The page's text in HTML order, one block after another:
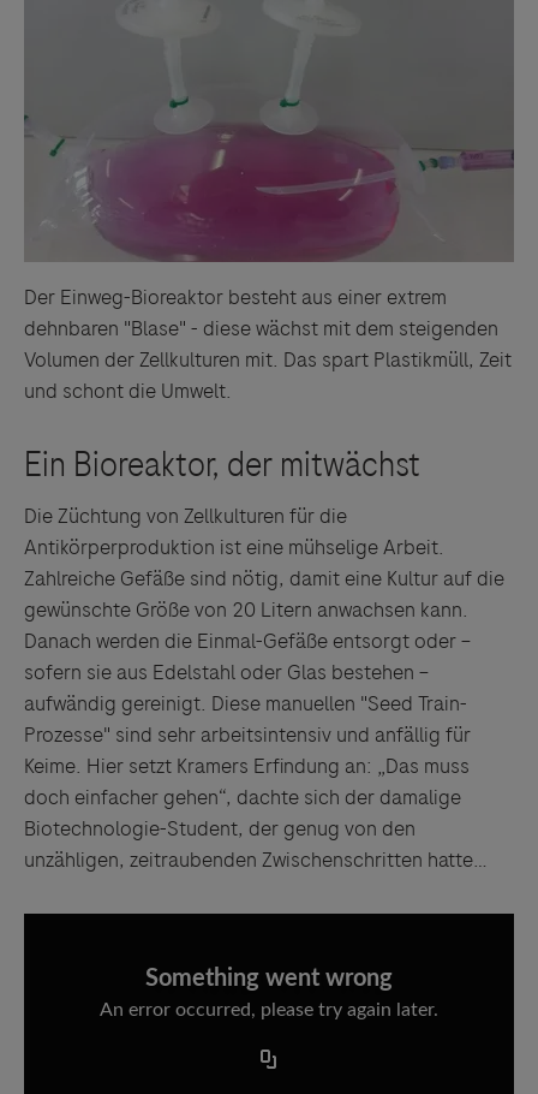
Der Einweg-Bioreaktor besteht aus einer extrem
dehnbaren "Blase" - diese wächst mit dem steigenden
Volumen der Zellkulturen mit. Das spart Plastikmüll, Zeit
und schont die Umwelt.
Die Züchtung von Zellkulturen für die
Antikörperproduktion ist eine mühselige Arbeit.
Zahlreiche Gefäße sind nötig, damit eine Kultur auf die
gewünschte Größe von 20 Litern anwachsen kann.
Danach werden die Einmal-Gefäße entsorgt oder –
sofern sie aus Edelstahl oder Glas bestehen –
aufwändig gereinigt. Diese manuellen "Seed Train-
Prozesse" sind sehr arbeitsintensiv und anfällig für
Keime. Hier setzt Kramers Erfindung an: „Das muss
doch einfacher gehen“, dachte sich der damalige
Biotechnologie-Student, der genug von den
unzähligen, zeitraubenden Zwischenschritten hatte…
Something went wrong
An error occurred, please try again later.